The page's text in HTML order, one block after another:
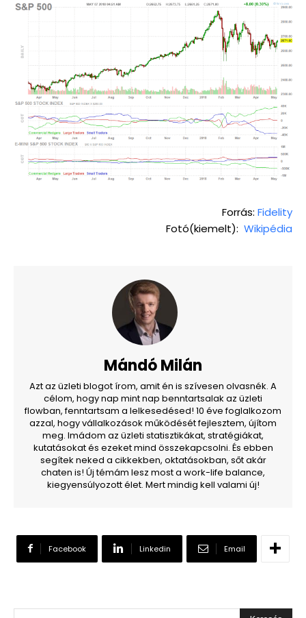
Forrás: Fidelity
Fotó(kiemelt): Wikipédia
Mándó Milán
Azt az üzleti blogot írom, amit én is szívesen olvasnék. A
célom, hogy nap mint nap benntartsalak az üzleti
flowban, fenntartsam a lelkesedésed! 10 éve foglalkozom
azzal, hogy vállalkozások működését fejlesztem, újítom
meg. Imádom az üzleti statisztikákat, stratégiákat,
kutatásokat és ezeket mind összekapcsolni. És ebben
segítek neked a cikkekben, oktatásokban, sőt akár
chaten is! Új témám lesz most a work-life balance,
kiegyensúlyozott élet. Mert mindig kell valami új!
Facebook Linkedin Email